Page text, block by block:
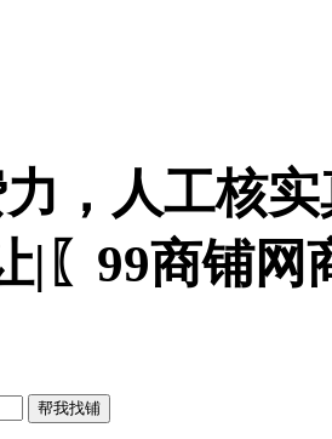
，人工核
|〖99商铺